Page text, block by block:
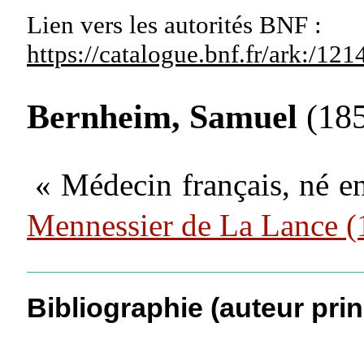
Lien vers les autorités BNF :
https://catalogue.bnf.fr/ark:/
Bernheim, Samuel
« Médecin français, né
Mennessier de La Lance
Bibliographie (auteur